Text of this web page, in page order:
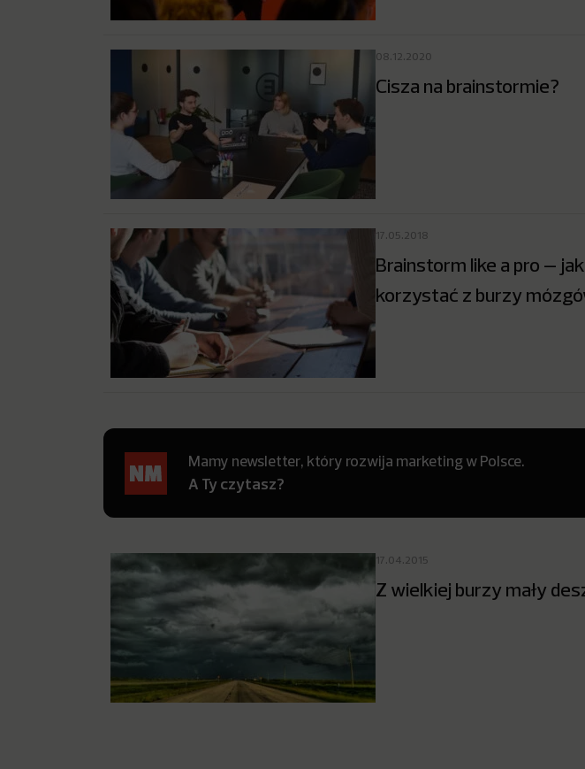
08.12.2020
Cisza na brainstormie?
17.05.2018
Brainstorm like a pro –
korzystać z burzy
Mamy newsletter, który rozwija marketing w Polsce.
A Ty czytasz?
17.04.2015
Z wielkiej burzy mały